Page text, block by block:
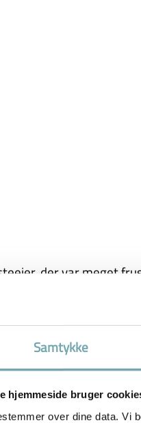
Samtykke
hjemmeside bruger
over dine data. Vi
der var meget
Sidste år havde hun
heste